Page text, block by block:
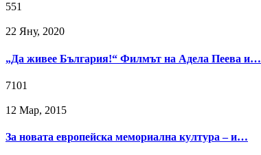
551
22 Яну, 2020
„Да живее България!“ Филмът на Адела Пеева и…
7101
12 Мар, 2015
За новата европейска мемориална култура – и…